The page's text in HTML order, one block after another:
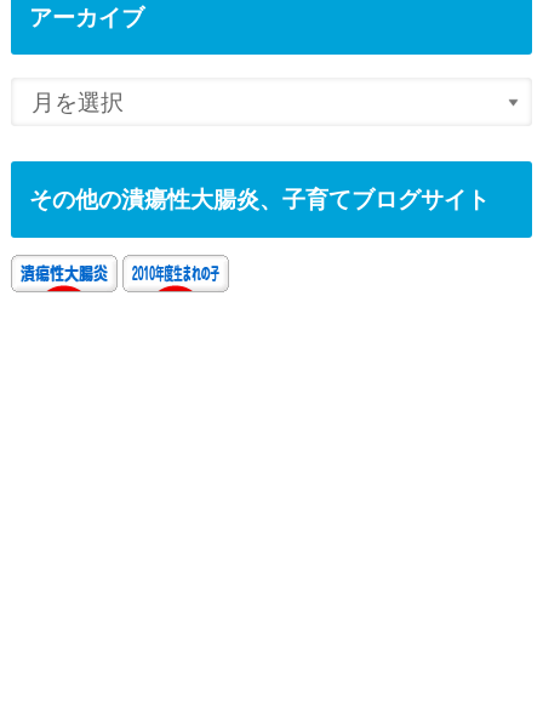
アーカイブ
その他の潰瘍性大腸炎、子育てブログサイト